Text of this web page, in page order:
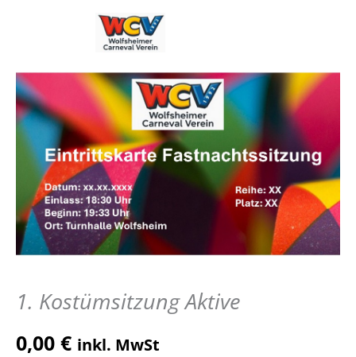
1. Kostümsitzung Aktive
0,00 € inkl. MwSt